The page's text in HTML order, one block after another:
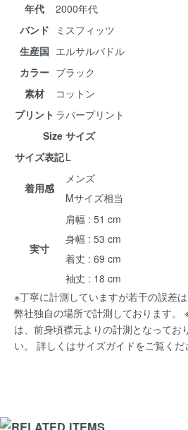
年代
2000年代
バンド
ミスフィッツ
生産国 エルサルバドル
カラー ブラック
素材
コットン
プリント ラバープリント
Size サイズ
サイズ表記L
着用感
メンズ
Mサイズ相当
実寸
肩幅 : 51 cm
身幅 : 53 cm
着丈 : 69 cm
袖丈 : 18 cm
※丁寧に計測していますが若干の誤差
弊社独自の場所で計測しております。
は、前身頃襟元よりの計測となってお
い。 詳しくはサイズガイドをご覧くだ